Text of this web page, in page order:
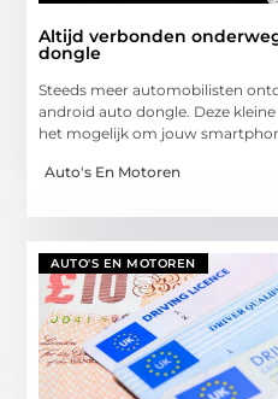
Altijd verbonden
dongle
Steeds meer automobilisten
android auto dongle. Deze
het mogelijk om jouw
Auto's En Motoren
AUTO'S EN MOTOREN